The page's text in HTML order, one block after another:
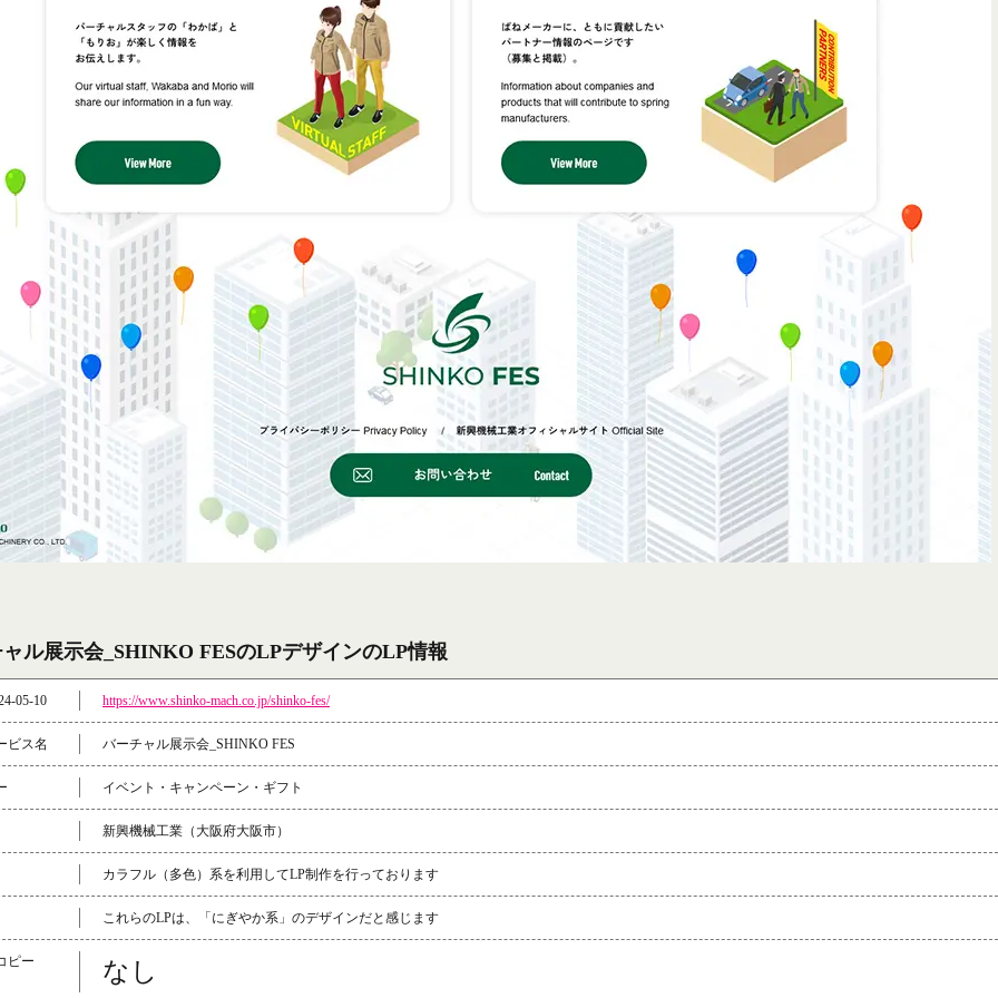
ル展示会_SHINKO FESのLPデザインのLP情報
05-10 https://www.shinko-mach.co.jp/shinko-fes/
ビス名 バーチャル展示会_SHINKO FES
イベント・キャンペーン・ギフト
新興機械工業（大阪府大阪市）
カラフル（多色）系を利用してLP制作を行っております
これらのLPは、「にぎやか系」のデザインだと感じます
ピー なし